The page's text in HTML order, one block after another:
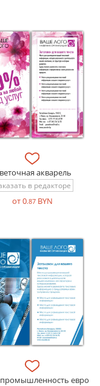
акварель
в редакторе
от 0.87BYN
евро